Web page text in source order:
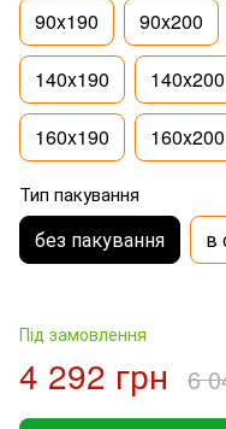
90x190 90x200
140x190 140x200
160x190 160x200
Тип пакування
без пакування в
Під замовлення
4 292 грн 6